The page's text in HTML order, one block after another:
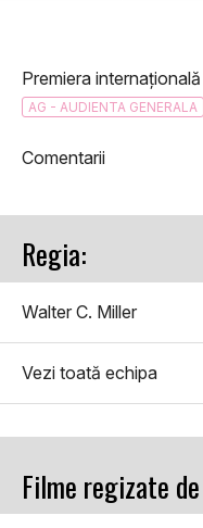
Premiera
AG - AUDIENTA GENERALA
Comentarii
Regia:
Walter C. Miller
Vezi toată echipa
Filme regizate